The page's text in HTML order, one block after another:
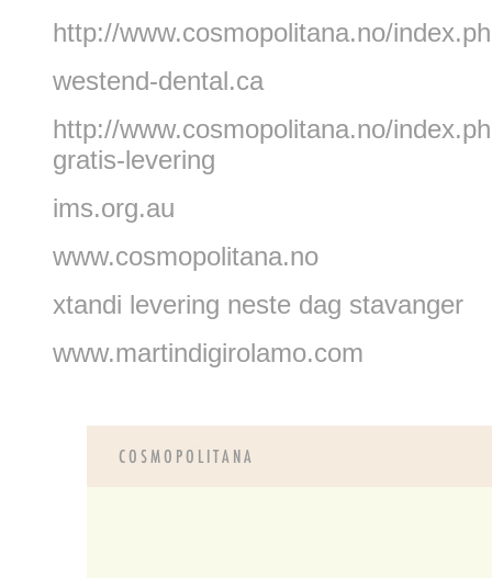
http://www.cosmopolitana.no/
westend-dental.ca
http://www.cosmopolitana.no/
gratis-levering
ims.org.au
www.cosmopolitana.no
xtandi levering neste dag stavanger
www.martindigirolamo.com